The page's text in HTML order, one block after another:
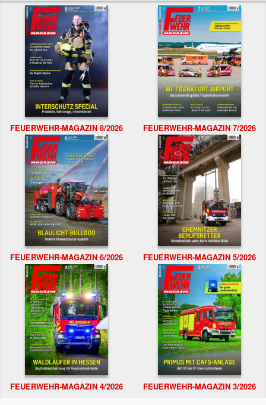
FEUERWEHR-MAGAZIN 8/2026 FEUERWEHR-MAGAZIN 7/2026
FEUERWEHR-MAGAZIN 6/2026 FEUERWEHR-MAGAZIN 5/2026
FEUERWEHR-MAGAZIN 4/2026 FEUERWEHR-MAGAZIN 3/2026